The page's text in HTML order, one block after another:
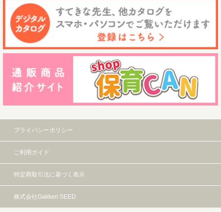
プライバシーポリシー
ご利用ガイド
特定商取引法に基づく表示
株式会社Gakken SEED